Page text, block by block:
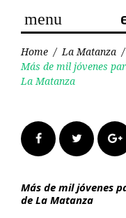
content
menu
Home / La Matanza /
Más de mil jóvenes
La Matanza
FacebookTwitter
Más de mil jóvenes
de La Matanza